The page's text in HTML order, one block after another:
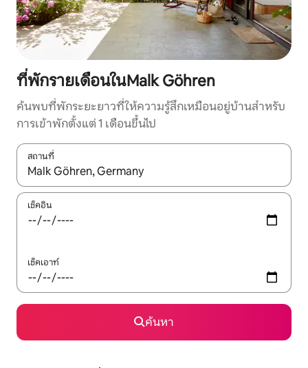
ที่พักรายเดือนในMalk Göhren
ค้นพบที่พักระยะยาวที่ให้ความรู้สึกเหมือนอยู่บ้านสำหรับ
การเข้าพักตั้งแต่ 1 เดือนขึ้นไป
สถานที่
ใช้ลูกศรขึ้นลง หรือใช้การสัมผัสหรือปัด เพื่อสำรวจผลการค้นหา
เช็คอิน
เช็คเอาท์
ค้นหา